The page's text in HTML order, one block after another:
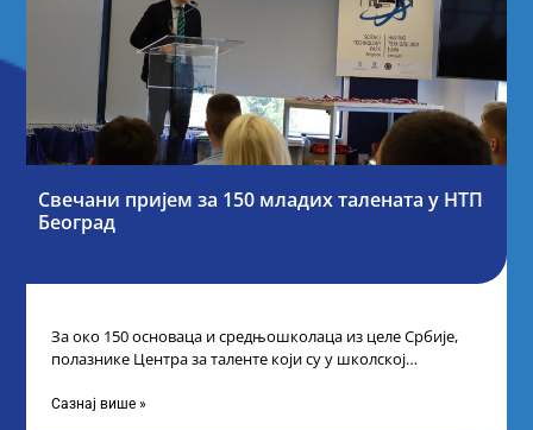
Свечани пријем за 150 младих талената у НТП
Београд
За око 150 основаца и средњошколаца из целе Србије,
полазнике Центра за таленте који су у школској
Сазнај више »